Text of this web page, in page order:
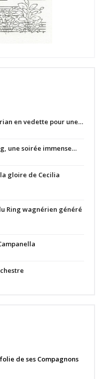
en vedette pour une…
une soirée immense…
gloire de Cecilia
Ring wagnérien généré
de ses Compagnons